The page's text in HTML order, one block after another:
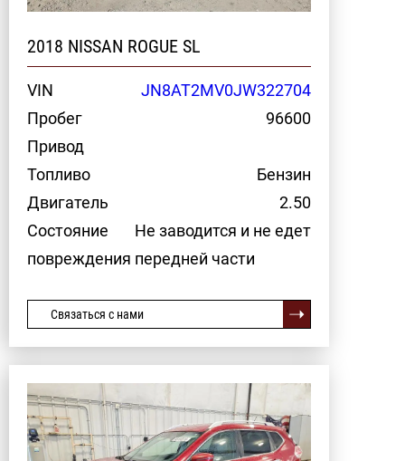
2018 NISSAN ROGUE SL
VIN
JN8AT2MV0JW322704
Пробег
96600
Привод
Топливо
Бензин
Двигатель
2.50
Состояние
Не заводится и не едет
повреждения передней части
Связаться с нами